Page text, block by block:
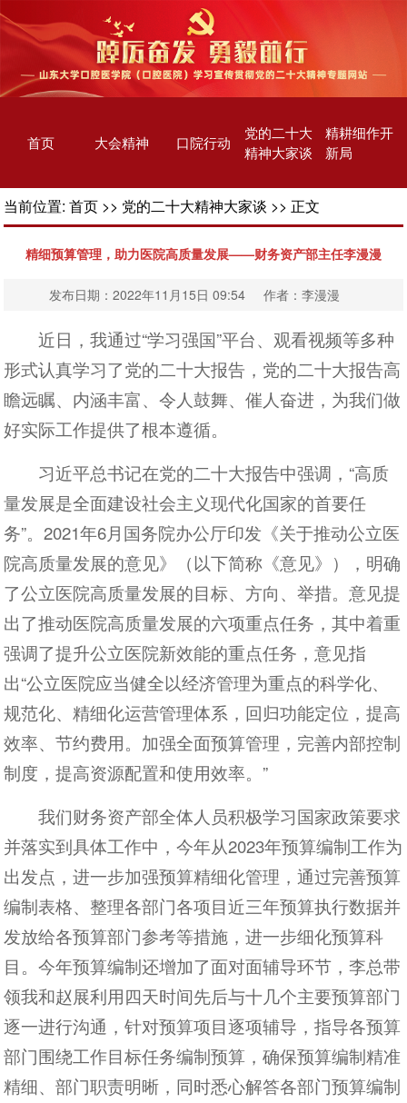
首页 大会精神 口院行动
党的二十大
精神大家谈
精耕细作开
新局
当前位置:首页 >> 党的二十大精神大家谈 >> 正文
精细预算管理，助力医院高质量发展——财务资产部主任李漫漫
发布日期：2022年11月15日 09:54 作者：李漫漫
近日，我通过“学习强国”平台、观看视频等多种
形式认真学习了党的二十大报告，党的二十大报告高
瞻远瞩、内涵丰富、令人鼓舞、催人奋进，为我们做
好实际工作提供了根本遵循。
习近平总书记在党的二十大报告中强调，“高质
量发展是全面建设社会主义现代化国家的首要任
务”。2021年6月国务院办公厅印发《关于推动公立医
院高质量发展的意见》（以下简称《意见》），明确
了公立医院高质量发展的目标、方向、举措。意见提
出了推动医院高质量发展的六项重点任务，其中着重
强调了提升公立医院新效能的重点任务，意见指
出“公立医院应当健全以经济管理为重点的科学化、
规范化、精细化运营管理体系，回归功能定位，提高
效率、节约费用。加强全面预算管理，完善内部控制
制度，提高资源配置和使用效率。”
我们财务资产部全体人员积极学习国家政策要求
并落实到具体工作中，今年从2023年预算编制工作为
出发点，进一步加强预算精细化管理，通过完善预算
编制表格、整理各部门各项目近三年预算执行数据并
发放给各预算部门参考等措施，进一步细化预算科
目。今年预算编制还增加了面对面辅导环节，李总带
领我和赵展利用四天时间先后与十几个主要预算部门
逐一进行沟通，针对预算项目逐项辅导，指导各预算
部门围绕工作目标任务编制预算，确保预算编制精准
精细、部门职责明晰，同时悉心解答各部门预算编制